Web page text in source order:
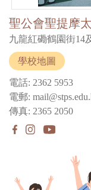
聖公會聖提摩
九龍紅磡鶴園街14
學校地圖
電話: 2362 5953
電郵:
傳真: 2365 2050